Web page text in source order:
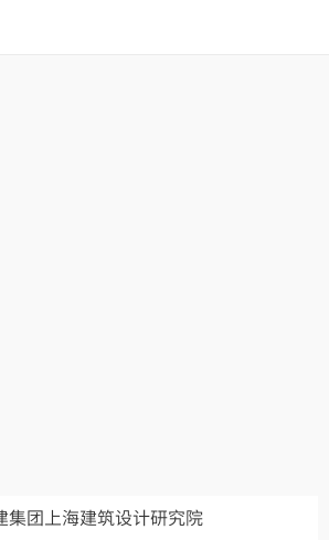
集团上海建筑设计研究院